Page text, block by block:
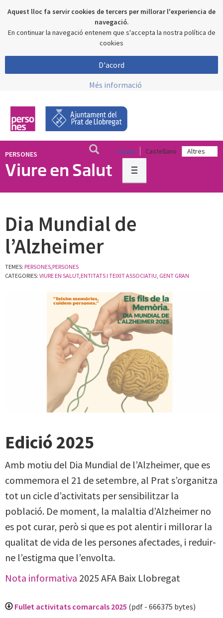
Aquest lloc fa servir cookies de tercers per millorar l'experiencia de
navegació.
En continuar la navegació entenem que s'accepta la nostra política de
cookies
D'acord
Més informació
Català Castellano
PERSONES
Viure en Salut
Dia Mundial de
l’Alzheimer
TEMES: PERSONES,PERSONES
CATEGORIES: VIURE EN SALUT,ENTITATS I TEIXIT ASSOCIATIU, GENT GRAN
Edició 2025
Amb motiu del Dia Mundial de l’Alzheimer, que es
commemora el 21 de setembre, al Prat s’organitza
tot un cicle d’activitats per sensibilitzar la
població. De moment, la malaltia d’Alzheimer no
es pot curar, però si que es pot alentir i millorar la
qualitat de vida de les persones afectades, i reduir-
ne l’estigma que l’envolta.
Nota informativa 2025 AFA Baix Llobregat
Fullet activitats comarcals 2025 (pdf - 666375 bytes)